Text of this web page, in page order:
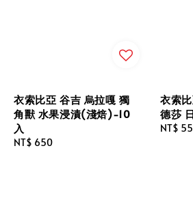
衣索比亞 谷吉 烏拉嘎 獨
角獸 水果浸漬(淺焙)-10
入
Regular
NT$ 650
衣索
德莎
NT$